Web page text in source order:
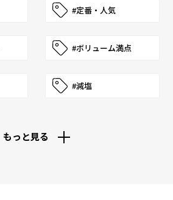
#定番・人気
#ボリューム満点
#減塩
もっと見る